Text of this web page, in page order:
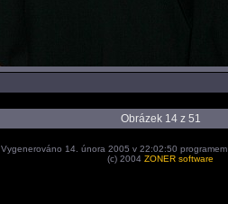
Obrázek 14 z 51
Vygenerováno 14. února 2005 v 22:02:50 programem
(c) 2004 ZONER software